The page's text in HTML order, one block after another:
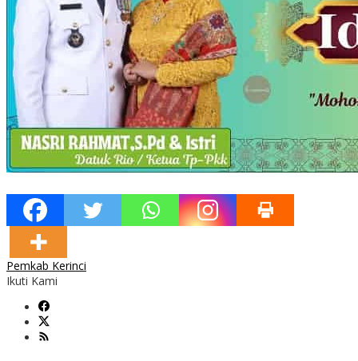
Pemkab Kerinci
Ikuti Kami